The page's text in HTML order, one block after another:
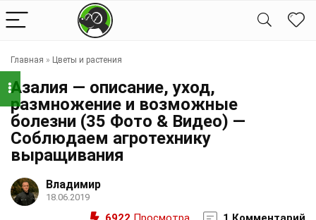
Главная » Цветы и растения
Азалия — описание, уход,
размножение и возможные
болезни (35 Фото & Видео) —
Соблюдаем агротехнику
выращивания
Владимир
18.06.2019